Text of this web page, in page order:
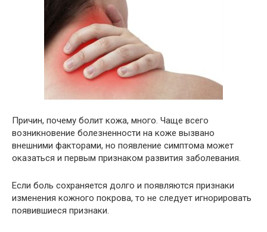
Причин, почему болит кожа, много. Чаще всего
возникновение болезненности на коже вызвано
внешними факторами, но появление симптома может
оказаться и первым признаком развития заболевания.
Если боль сохраняется долго и появляются признаки
изменения кожного покрова, то не следует игнорировать
появившиеся признаки.